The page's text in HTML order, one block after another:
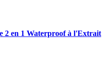
2 en 1 Waterproof à l'Extrait